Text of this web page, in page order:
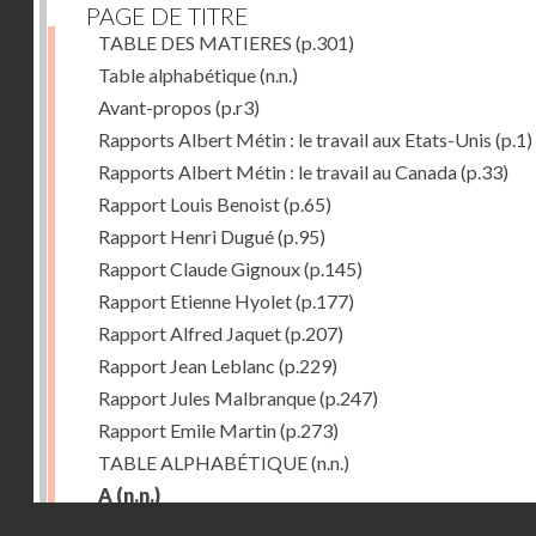
PAGE DE TITRE
TABLE DES MATIERES (p.301)
Table alphabétique(n.n.)
Avant-propos (p.r3)
Rapports Albert Métin : le travail aux Etats-Unis (p.1)
Rapports Albert Métin : le travail au Canada(p.33)
Rapport Louis Benoist(p.65)
Rapport Henri Dugué(p.95)
Rapport Claude Gignoux(p.145)
Rapport Etienne Hyolet(p.177)
Rapport Alfred Jaquet(p.207)
Rapport Jean Leblanc (p.229)
Rapport Jules Malbranque(p.247)
Rapport Emile Martin(p.273)
TABLE ALPHABÉTIQUE(n.n.)
A (n.n.)